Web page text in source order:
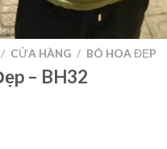
/ CỬA HÀNG / BÓ HOA ĐẸP
– BH32